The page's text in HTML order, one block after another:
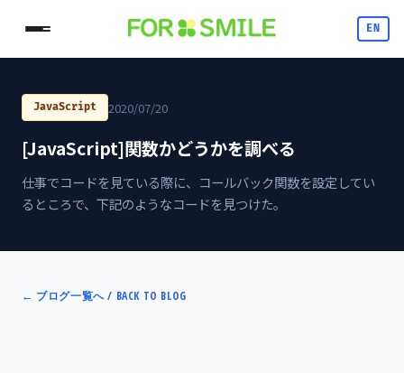
EN
JavaScript 2020/07/20
[JavaScript]関数かどうかを調べる
仕事でコードを見ている際に、コールバック関数を設定してい
るところで、下記のようなコードを見つけた。
← ブログ一覧へ / BACK TO BLOG